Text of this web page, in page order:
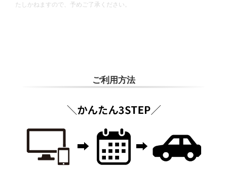
たしかねますので、予めご了承ください。
ご利用方法